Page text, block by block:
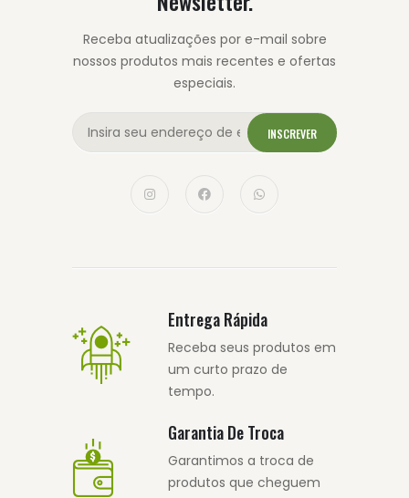
Receba atualizações por e-mail sobre
nossos produtos mais recentes e ofertas
especiais.
INSCREVER
Entrega Rápida
Receba seus produtos em
um curto prazo de
tempo.
Garantia De Troca
Garantimos a troca de
produtos que cheguem